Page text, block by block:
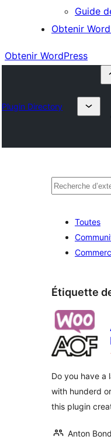
Guide
Obtenir
Obtenir WordPress
Plugin Directory
Rechercher
Toutes
Étiquette
Do you have a
with hunderd
this plugin
Anton Bond